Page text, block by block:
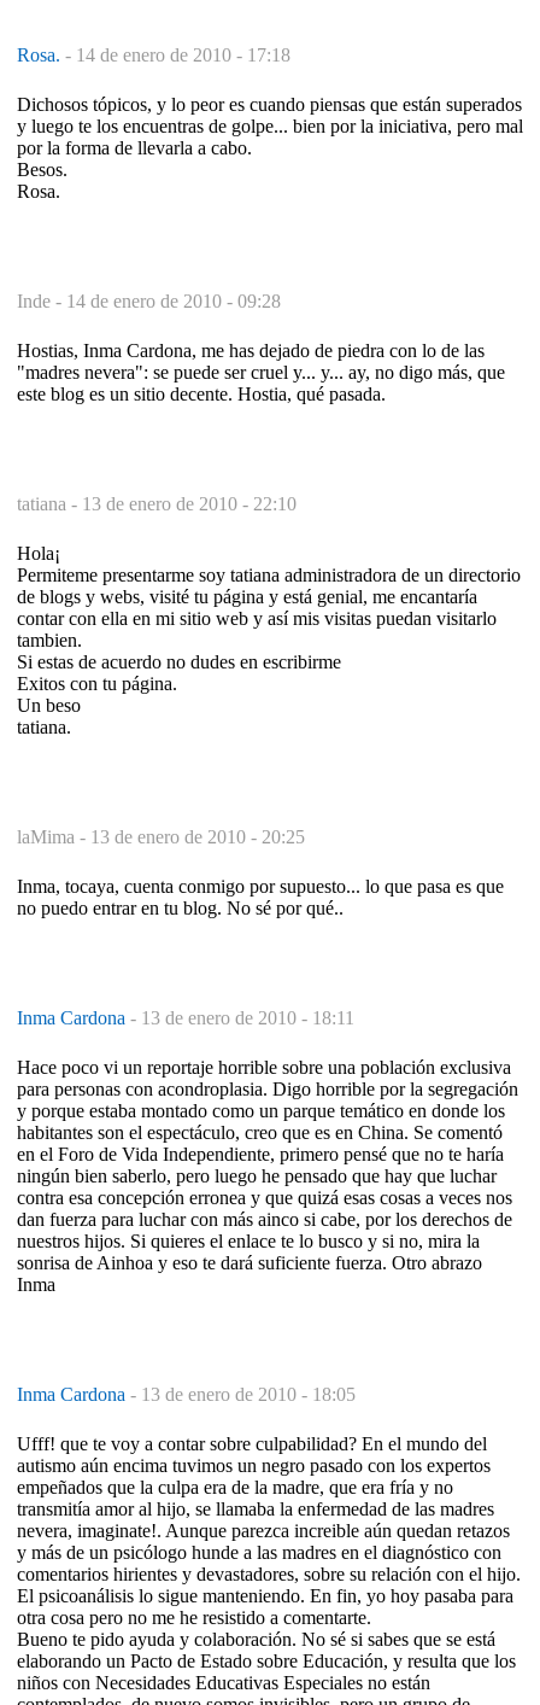
Rosa. - 14 de enero de 2010 - 17:18
Dichosos tópicos, y lo peor es cuando piensas que están superados
y luego te los encuentras de golpe... bien por la iniciativa, pero mal
por la forma de llevarla a cabo.
Besos.
Rosa.
Inde - 14 de enero de 2010 - 09:28
Hostias, Inma Cardona, me has dejado de piedra con lo de las
"madres nevera": se puede ser cruel y... y... ay, no digo más, que
este blog es un sitio decente. Hostia, qué pasada.
tatiana - 13 de enero de 2010 - 22:10
Hola¡
Permiteme presentarme soy tatiana administradora de un directorio
de blogs y webs, visité tu página y está genial, me encantaría
contar con ella en mi sitio web y así mis visitas puedan visitarlo
tambien.
Si estas de acuerdo no dudes en escribirme
Exitos con tu página.
Un beso
tatiana.
laMima - 13 de enero de 2010 - 20:25
Inma, tocaya, cuenta conmigo por supuesto... lo que pasa es que
no puedo entrar en tu blog. No sé por qué..
Inma Cardona - 13 de enero de 2010 - 18:11
Hace poco vi un reportaje horrible sobre una población exclusiva
para personas con acondroplasia. Digo horrible por la segregación
y porque estaba montado como un parque temático en donde los
habitantes son el espectáculo, creo que es en China. Se comentó
en el Foro de Vida Independiente, primero pensé que no te haría
ningún bien saberlo, pero luego he pensado que hay que luchar
contra esa concepción erronea y que quizá esas cosas a veces nos
dan fuerza para luchar con más ainco si cabe, por los derechos de
nuestros hijos. Si quieres el enlace te lo busco y si no, mira la
sonrisa de Ainhoa y eso te dará suficiente fuerza. Otro abrazo
Inma
Inma Cardona - 13 de enero de 2010 - 18:05
Ufff! que te voy a contar sobre culpabilidad? En el mundo del
autismo aún encima tuvimos un negro pasado con los expertos
empeñados que la culpa era de la madre, que era fría y no
transmitía amor al hijo, se llamaba la enfermedad de las madres
nevera, imaginate!. Aunque parezca increible aún quedan retazos
y más de un psicólogo hunde a las madres en el diagnóstico con
comentarios hirientes y devastadores, sobre su relación con el hijo.
El psicoanálisis lo sigue manteniendo. En fin, yo hoy pasaba para
otra cosa pero no me he resistido a comentarte.
Bueno te pido ayuda y colaboración. No sé si sabes que se está
elaborando un Pacto de Estado sobre Educación, y resulta que los
niños con Necesidades Educativas Especiales no están